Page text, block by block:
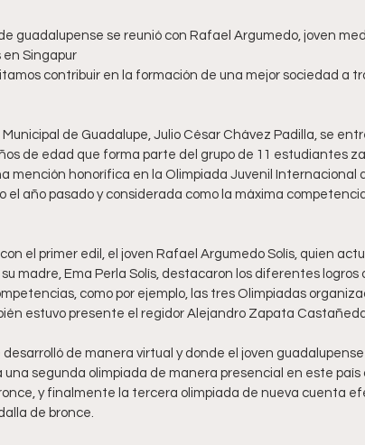
Singapur
de Guadalupe, Julio César Chávez Padilla, se
de edad que forma parte del grupo de 11 estudiantes
mención honorífica en la Olimpiada Juvenil Internacional
el año pasado y considerada como la máxima
el primer edil, el joven Rafael Argumedo Solís, quien
madre, Ema Perla Solís, destacaron los diferentes
como por ejemplo, las tres Olimpiadas
estuvo presente el regidor Alejandro Zapata
desarrolló de manera virtual y donde el joven
una segunda olimpiada de manera presencial en este
y finalmente la tercera olimpiada de nueva cuenta
de bronce.